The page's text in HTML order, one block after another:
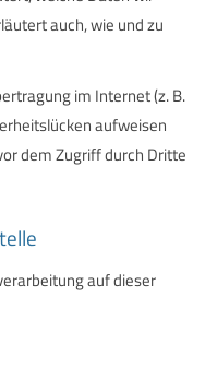
auch, wie und zu
im Internet (z. B.
aufweisen
dem Zugriff durch Dritte
auf dieser